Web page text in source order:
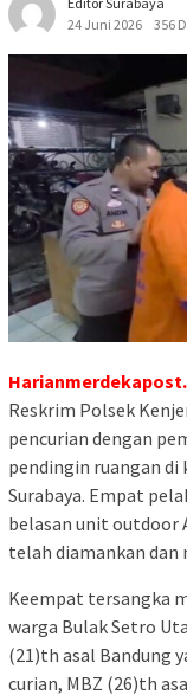
24 Juni 2026
356
Reskrim Polsek
pencurian dengan
pendingin ruangan di
Surabaya. Empat
belasan unit outdoor
telah diamankan dan
Keempat tersangka
warga Bulak Setro
(21)th asal Bandung
curian, MBZ (26)th